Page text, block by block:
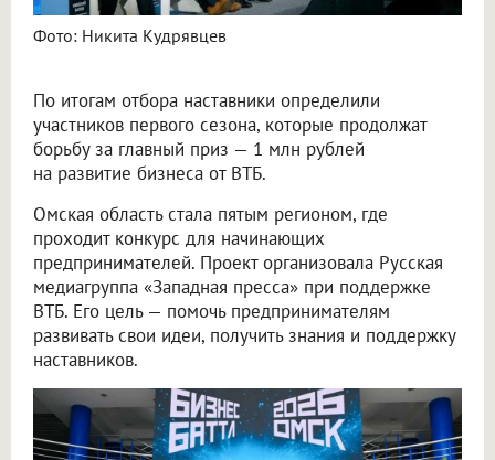
Фото: Никита Кудрявцев
По итогам отбора наставники определили
участников первого сезона, которые продолжат
борьбу за главный приз — 1 млн рублей
на развитие бизнеса от ВТБ.
Омская область стала пятым регионом, где
проходит конкурс для начинающих
предпринимателей. Проект организовала Русская
медиагруппа «Западная пресса» при поддержке
ВТБ. Его цель — помочь предпринимателям
развивать свои идеи, получить знания и поддержку
наставников.